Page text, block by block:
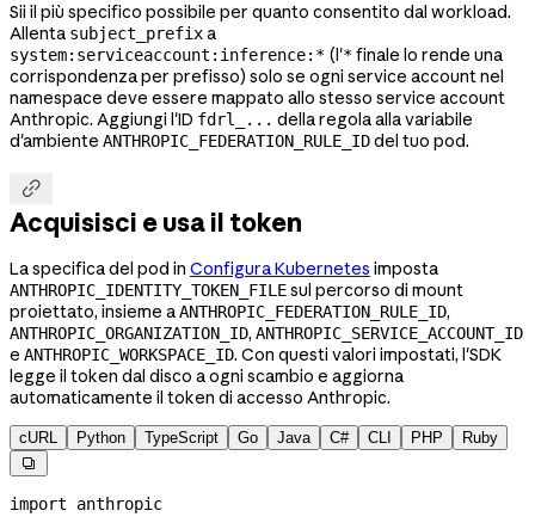
Sii il più specifico possibile per quanto consentito dal workload.
Allenta subject_prefixa
system:serviceaccount:inference:* (l'*finale lo rende una
corrispondenza per prefisso) solo se ogni service account nel
namespace deve essere mappato allo stesso service account
Anthropic. Aggiungi l'ID fdrl_... della regola alla variabile
d'ambiente ANTHROPIC_FEDERATION_RULE_IDdel tuo pod.

Acquisisci e usa il token
La specifica del pod in Configura Kubernetes imposta
ANTHROPIC_IDENTITY_TOKEN_FILEsul percorso di mount
proiettato, insieme aANTHROPIC_FEDERATION_RULE_ID,
ANTHROPIC_ORGANIZATION_ID, ANTHROPIC_SERVICE_ACCOUNT_ID
e ANTHROPIC_WORKSPACE_ID. Con questi valori impostati, l'SDK
legge il token dal disco a ogni scambio e aggiorna
automaticamente il token di accesso Anthropic.
cURL Python TypeScript Go Java C# CLI PHP Ruby

import anthropic